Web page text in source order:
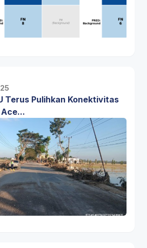
Terus Pulihkan Konektivitas